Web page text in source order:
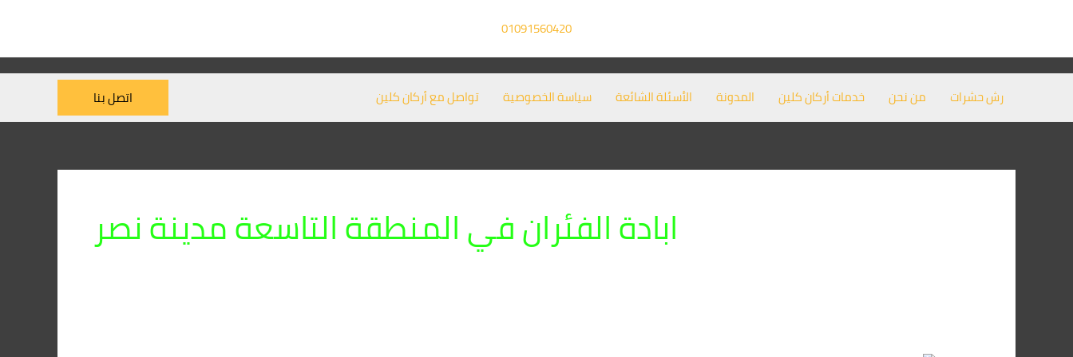
01091560420
رش حشرات من نحن خدمات أركان كلين المدونة الأسئلة الشائعة سياسة الخصوصية تواصل مع أركان كلين اتصل بنا
ابادة الفئران في المنطقة التاسعة مدينة نصر